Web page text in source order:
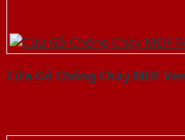
Cửa Gỗ Chống Cháy MDF